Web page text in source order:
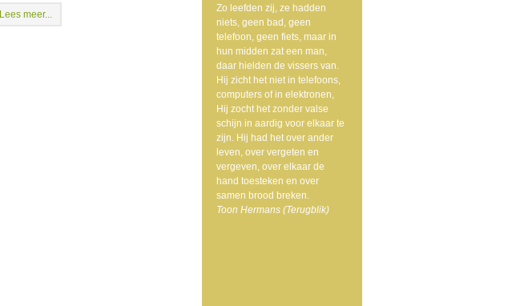
Zo leefden zij, ze hadden
niets, geen bad, geen
telefoon, geen fiets, maar in
hun midden zat een man,
daar hielden de vissers van.
Hij zicht het niet in telefoons,
computers of in elektronen,
Hij zocht het zonder valse
schijn in aardig voor elkaar te
zijn. Hij had het over ander
leven, over vergeten en
vergeven, over elkaar de
hand toesteken en over
samen brood breken.
Toon Hermans (Terugblik)
Lees meer...